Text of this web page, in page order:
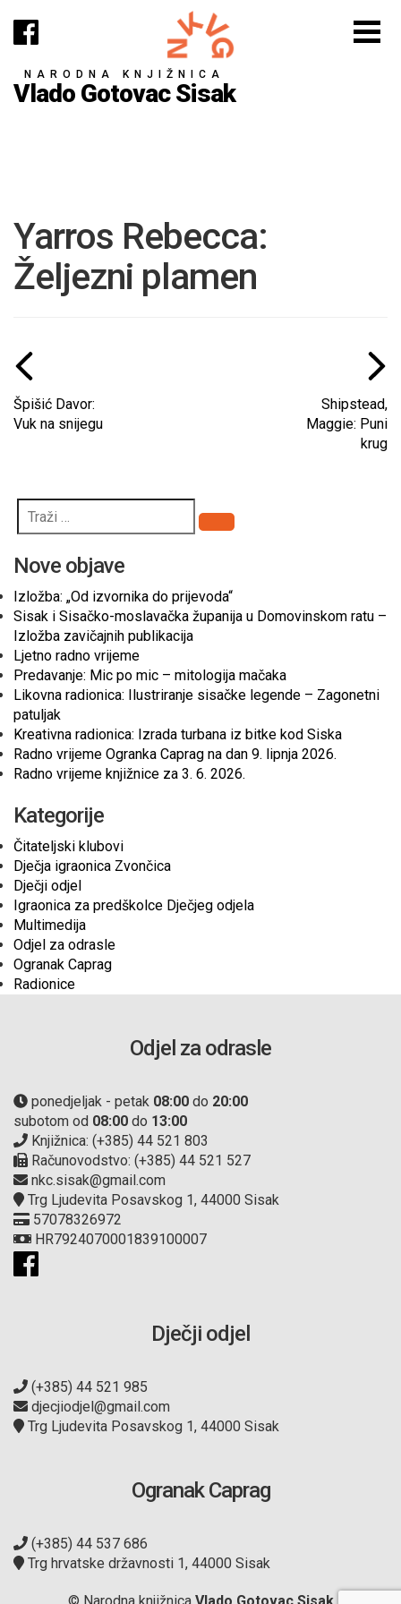
NARODNA KNJIŽNICA
Vlado Gotovac Sisak
Yarros Rebecca:
Željezni plamen
Špišić Davor:
Vuk na snijegu
Shipstead,
Maggie: Puni
krug
Pretraži
Nove objave
Izložba: „Od izvornika do prijevoda“
Sisak i Sisačko-moslavačka županija u Domovinskom ratu –
Izložba zavičajnih publikacija
Ljetno radno vrijeme
Predavanje: Mic po mic – mitologija mačaka
Likovna radionica: Ilustriranje sisačke legende – Zagonetni
patuljak
Kreativna radionica: Izrada turbana iz bitke kod Siska
Radno vrijeme Ogranka Caprag na dan 9. lipnja 2026.
Radno vrijeme knjižnice za 3. 6. 2026.
Kategorije
Čitateljski klubovi
Dječja igraonica Zvončica
Dječji odjel
Igraonica za predškolce Dječjeg odjela
Multimedija
Odjel za odrasle
Ogranak Caprag
Radionice
Odjel za odrasle
ponedjeljak - petak 08:00 do 20:00
subotom od 08:00 do 13:00
Knjižnica: (+385) 44 521 803
Računovodstvo: (+385) 44 521 527
nkc.sisak@gmail.com
Trg Ljudevita Posavskog 1, 44000 Sisak
57078326972
HR7924070001839100007
Dječji odjel
(+385) 44 521 985
djecjiodjel@gmail.com
Trg Ljudevita Posavskog 1, 44000 Sisak
Ogranak Caprag
(+385) 44 537 686
Trg hrvatske državnosti 1, 44000 Sisak